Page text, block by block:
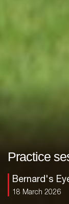
Practice
Bernard's
18 March 2026